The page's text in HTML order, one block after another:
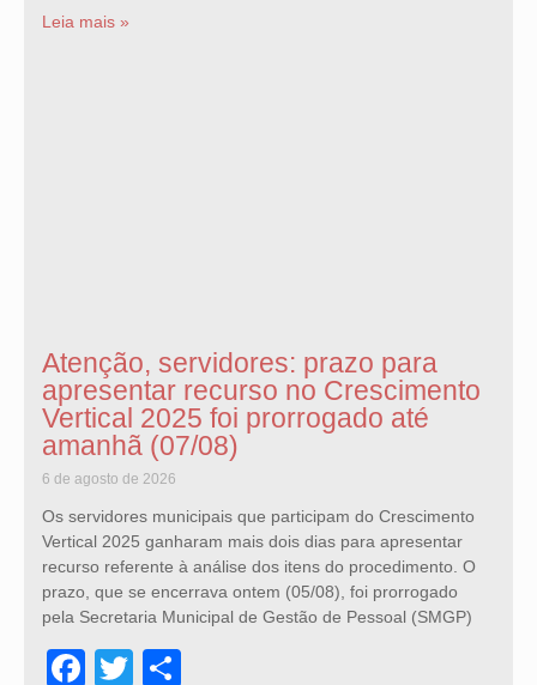
Leia mais »
Atenção, servidores: prazo para
apresentar recurso no Crescimento
Vertical 2025 foi prorrogado até
amanhã (07/08)
6 de agosto de 2026
Os servidores municipais que participam do Crescimento
Vertical 2025 ganharam mais dois dias para apresentar
recurso referente à análise dos itens do procedimento. O
prazo, que se encerrava ontem (05/08), foi prorrogado
pela Secretaria Municipal de Gestão de Pessoal (SMGP)
Facebook
Twitter